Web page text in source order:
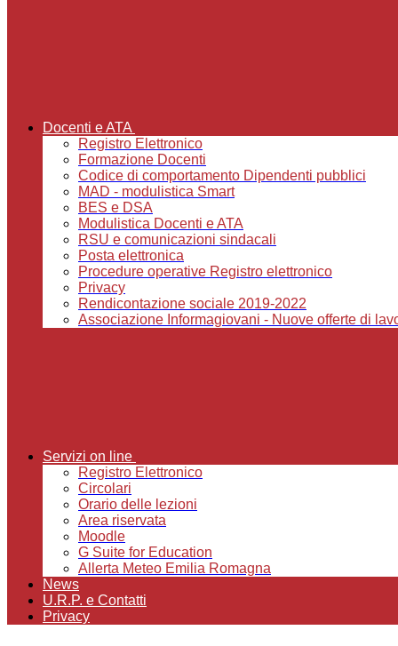
Docenti e ATA
Registro Elettronico
Formazione Docenti
Codice di comportamento Dipendenti pubblici
MAD - modulistica Smart
BES e DSA
Modulistica Docenti e ATA
RSU e comunicazioni sindacali
Posta elettronica
Procedure operative Registro elettronico
Privacy
Rendicontazione sociale 2019-2022
Associazione Informagiovani - Nuove offerte di
Servizi on line
Registro Elettronico
Circolari
Orario delle lezioni
Area riservata
Moodle
G Suite for Education
Allerta Meteo Emilia Romagna
News
U.R.P. e Contatti
Privacy